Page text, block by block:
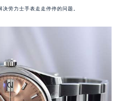
劳力士手表走走停停的问题。